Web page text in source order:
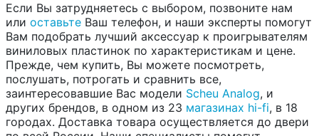
Если Вы затрудняетесь с выбором, позвоните нам
или оставьте Ваш телефон, и наши эксперты помогут
Вам подобрать лучший аксессуар к проигрывателям
виниловых пластинок по характеристикам и цене.
Прежде, чем купить, Вы можете посмотреть,
послушать, потрогать и сравнить все,
заинтересовавшие Вас модели Scheu Analog, и
других брендов, в одном из 23 магазинах hi-fi, в 18
городах. Доставка товара осуществляется до двери